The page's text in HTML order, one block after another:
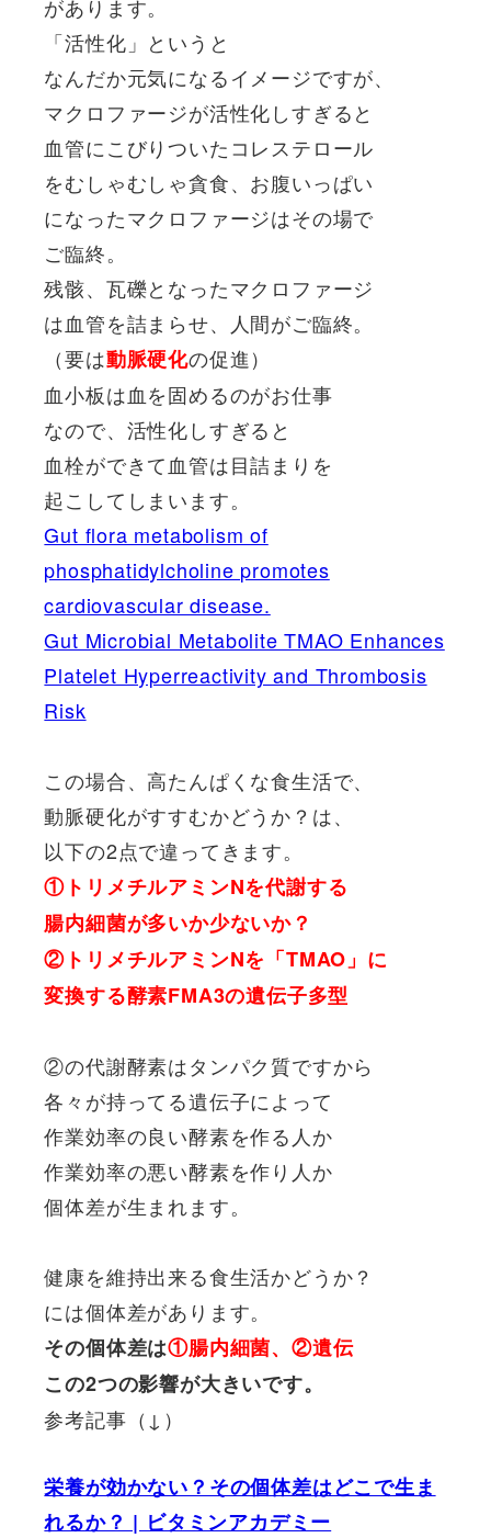
があります。
「活性化」というと
なんだか元気になるイメージですが、
マクロファージが活性化しすぎると
血管にこびりついたコレステロール
をむしゃむしゃ貪食、お腹いっぱい
になったマクロファージはその場で
ご臨終。
残骸、瓦礫となったマクロファージ
は血管を詰まらせ、人間がご臨終。
（要は動脈硬化の促進）
血小板は血を固めるのがお仕事
なので、活性化しすぎると
血栓ができて血管は目詰まりを
起こしてしまいます。
Gut flora metabolism of
phosphatidylcholine promotes
cardiovascular disease.
Gut Microbial Metabolite TMAO Enhances
Platelet Hyperreactivity and Thrombosis
Risk
この場合、高たんぱくな食生活で、
動脈硬化がすすむかどうか？は、
以下の2点で違ってきます。
①トリメチルアミンNを代謝する
腸内細菌が多いか少ないか？
②トリメチルアミンNを「TMAO」に
変換する酵素FMA3の遺伝子多型
②の代謝酵素はタンパク質ですから
各々が持ってる遺伝子によって
作業効率の良い酵素を作る人か
作業効率の悪い酵素を作り人か
個体差が生まれます。
健康を維持出来る食生活かどうか？
には個体差があります。
その個体差は①腸内細菌、②遺伝
この2つの影響が大きいです。
参考記事（↓）
栄養が効かない？その個体差はどこで生ま
れるか？ | ビタミンアカデミー